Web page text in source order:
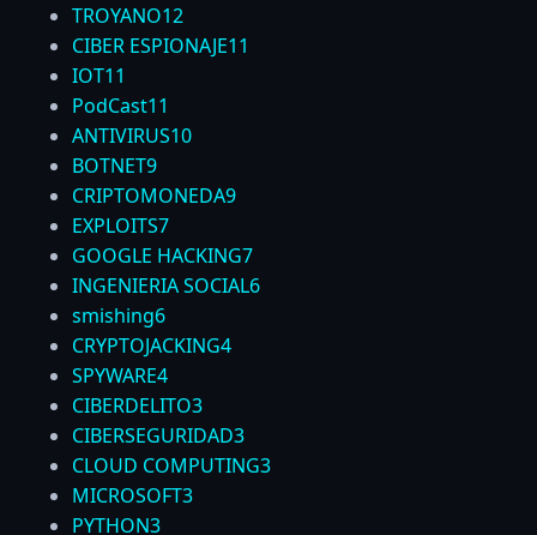
TROYANO12
CIBER ESPIONAJE11
IOT11
PodCast11
ANTIVIRUS10
BOTNET9
CRIPTOMONEDA9
EXPLOITS7
GOOGLE HACKING7
INGENIERIA SOCIAL6
smishing6
CRYPTOJACKING4
SPYWARE4
CIBERDELITO3
CIBERSEGURIDAD3
CLOUD COMPUTING3
MICROSOFT3
PYTHON3